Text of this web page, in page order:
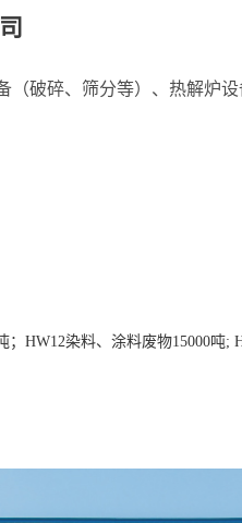
破碎、筛分等）、热解炉
HW12染料、涂料废物15000吨;